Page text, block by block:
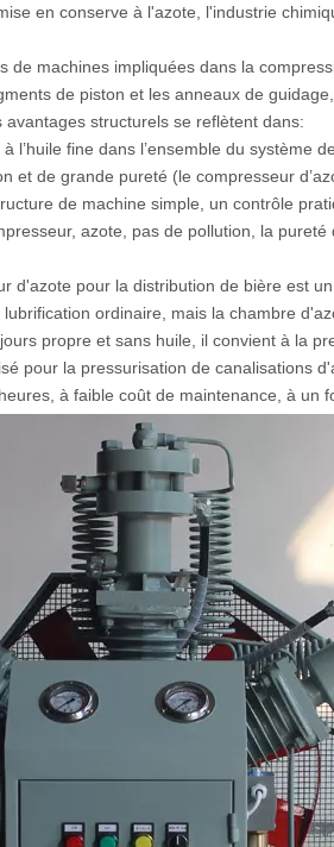
en conserve à l'azote, l'industrie
de machines impliquées dans la
de piston et les anneaux de
structurels se reflètent dans:
l’huile fine dans l’ensemble du système
et de grande pureté (le compresseur
de machine simple, un contrôle
azote, pas de pollution, la
d'azote pour la distribution de bière est
ordinaire, mais la chambre
propre et sans huile, il convient à la
pour la pressurisation de canalisations
à faible coût de maintenance, à un